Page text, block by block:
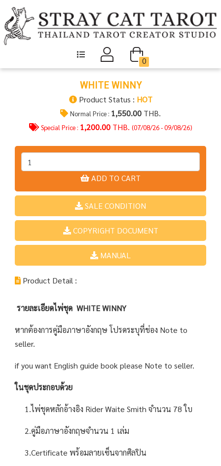
0
WHITE WINNY
Product Status : HOT
Normal Price : 1,550.00 THB.
Special Price : 1,200.00 THB. (07/08/26 - 09/08/26)
ADD TO CART
SALE CONDITION
COPYRIGHT DOCUMENT
MANUAL
Product Detail :
รายละเอียดไพ่ชุด WHITE WINNY
หากต้องการคู่มือภาษาอังกฤษ โปรดระบุที่ช่อง Note to
seller.
if you want English guide book please Note to seller.
ในชุดประกอบด้วย
1.ไพ่ชุดหลักอ้างอิง Rider Waite Smith จำนวน 78 ใบ
2.คู่มือภาษาอังกฤษจำนวน 1 เล่ม
3.Certificate พร้อมลายเซ็นจากศิลปิน